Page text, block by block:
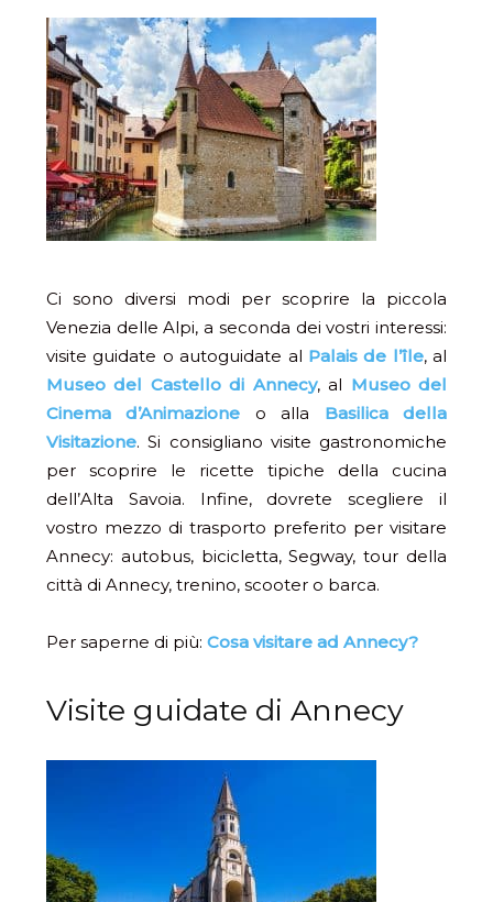
Ci sono diversi modi per scoprire la piccola
Venezia delle Alpi, a seconda dei vostri interessi:
visite guidate o autoguidate al Palais de l’île, al
Museo del Castello di Annecy, al Museo del
Cinema d’Animazione o alla Basilica della
Visitazione. Si consigliano visite gastronomiche
per scoprire le ricette tipiche della cucina
dell’Alta Savoia. Infine, dovrete scegliere il
vostro mezzo di trasporto preferito per visitare
Annecy: autobus, bicicletta, Segway, tour della
città di Annecy, trenino, scooter o barca.
Per saperne di più: Cosa visitare ad Annecy?
Visite guidate di Annecy